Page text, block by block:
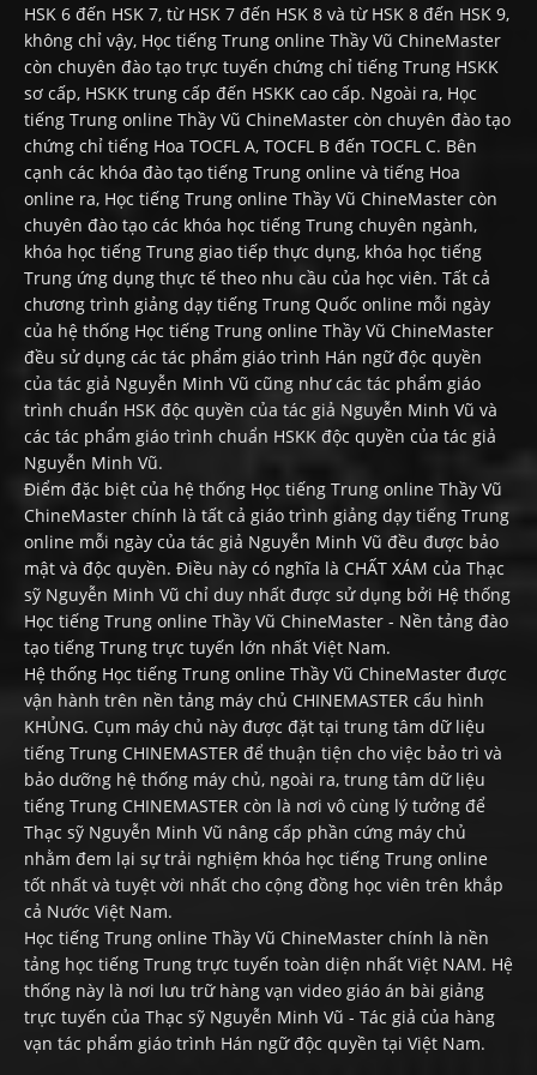
HSK 6 đến HSK 7, từ HSK 7 đến HSK 8 và từ HSK 8 đến HSK 9,
không chỉ vậy, Học tiếng Trung online Thầy Vũ ChineMaster
còn chuyên đào tạo trực tuyến chứng chỉ tiếng Trung HSKK
sơ cấp, HSKK trung cấp đến HSKK cao cấp. Ngoài ra, Học
tiếng Trung online Thầy Vũ ChineMaster còn chuyên đào tạo
chứng chỉ tiếng Hoa TOCFL A, TOCFL B đến TOCFL C. Bên
cạnh các khóa đào tạo tiếng Trung online và tiếng Hoa
online ra, Học tiếng Trung online Thầy Vũ ChineMaster còn
chuyên đào tạo các khóa học tiếng Trung chuyên ngành,
khóa học tiếng Trung giao tiếp thực dụng, khóa học tiếng
Trung ứng dụng thực tế theo nhu cầu của học viên. Tất cả
chương trình giảng dạy tiếng Trung Quốc online mỗi ngày
của hệ thống Học tiếng Trung online Thầy Vũ ChineMaster
đều sử dụng các tác phẩm giáo trình Hán ngữ độc quyền
của tác giả Nguyễn Minh Vũ cũng như các tác phẩm giáo
trình chuẩn HSK độc quyền của tác giả Nguyễn Minh Vũ và
các tác phẩm giáo trình chuẩn HSKK độc quyền của tác giả
Nguyễn Minh Vũ.
Điểm đặc biệt của hệ thống Học tiếng Trung online Thầy Vũ
ChineMaster chính là tất cả giáo trình giảng dạy tiếng Trung
online mỗi ngày của tác giả Nguyễn Minh Vũ đều được bảo
mật và độc quyền. Điều này có nghĩa là CHẤT XÁM của Thạc
sỹ Nguyễn Minh Vũ chỉ duy nhất được sử dụng bởi Hệ thống
Học tiếng Trung online Thầy Vũ ChineMaster - Nền tảng đào
tạo tiếng Trung trực tuyến lớn nhất Việt Nam.
Hệ thống Học tiếng Trung online Thầy Vũ ChineMaster được
vận hành trên nền tảng máy chủ CHINEMASTER cấu hình
KHỦNG. Cụm máy chủ này được đặt tại trung tâm dữ liệu
tiếng Trung CHINEMASTER để thuận tiện cho việc bảo trì và
bảo dưỡng hệ thống máy chủ, ngoài ra, trung tâm dữ liệu
tiếng Trung CHINEMASTER còn là nơi vô cùng lý tưởng để
Thạc sỹ Nguyễn Minh Vũ nâng cấp phần cứng máy chủ
nhằm đem lại sự trải nghiệm khóa học tiếng Trung online
tốt nhất và tuyệt vời nhất cho cộng đồng học viên trên khắp
cả Nước Việt Nam.
Học tiếng Trung online Thầy Vũ ChineMaster chính là nền
tảng học tiếng Trung trực tuyến toàn diện nhất Việt NAM. Hệ
thống này là nơi lưu trữ hàng vạn video giáo án bài giảng
trực tuyến của Thạc sỹ Nguyễn Minh Vũ - Tác giả của hàng
vạn tác phẩm giáo trình Hán ngữ độc quyền tại Việt Nam.